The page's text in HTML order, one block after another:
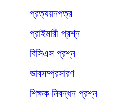
প্রত্যয়নপত্র
প্রাইমারী প্রশ্ন
বিসিএস প্রশ্ন
ভাবসম্প্রসারণ
শিক্ষক নিবন্ধন প্রশ্ন